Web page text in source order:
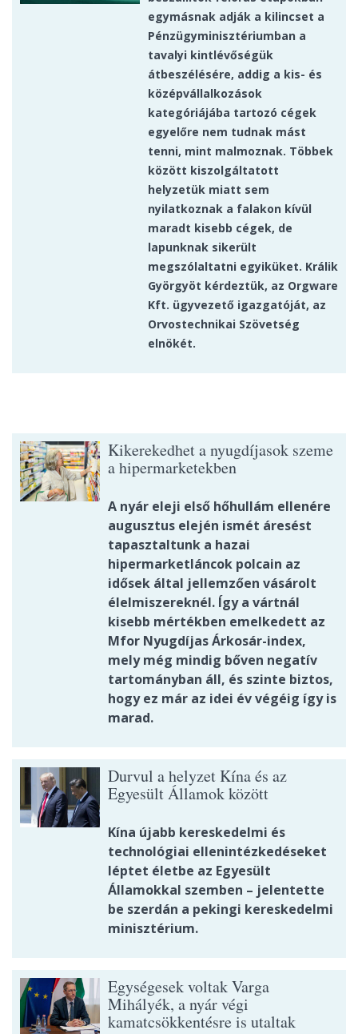
egymásnak adják a kilincset a
Pénzügyminisztériumban a
tavalyi kintlévőségük
átbeszélésére, addig a kis- és
középvállalkozások
kategóriájába tartozó cégek
egyelőre nem tudnak mást
tenni, mint malmoznak. Többek
között kiszolgáltatott
helyzetük miatt sem
nyilatkoznak a falakon kívül
maradt kisebb cégek, de
lapunknak sikerült
megszólaltatni egyiküket. Králik
Györgyöt kérdeztük, az Orgware
Kft. ügyvezető igazgatóját, az
Orvostechnikai Szövetség
elnökét.
Kikerekedhet a nyugdíjasok szeme
a hipermarketekben
A nyár eleji első hőhullám ellenére
augusztus elején ismét áresést
tapasztaltunk a hazai
hipermarketláncok polcain az
idősek által jellemzően vásárolt
élelmiszereknél. Így a vártnál
kisebb mértékben emelkedett az
Mfor Nyugdíjas Árkosár-index,
mely még mindig bőven negatív
tartományban áll, és szinte biztos,
hogy ez már az idei év végéig így is
marad.
Durvul a helyzet Kína és az
Egyesült Államok között
Kína újabb kereskedelmi és
technológiai ellenintézkedéseket
léptet életbe az Egyesült
Államokkal szemben – jelentette
be szerdán a pekingi kereskedelmi
minisztérium.
Egységesek voltak Varga
Mihályék, a nyár végi
kamatcsökkentésre is utaltak